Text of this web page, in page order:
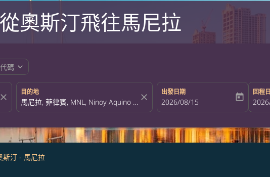
奧斯汀飛往馬尼拉
碼 expand_more
close
目的地
close
出發日期
fc-booking-departure-date-aria-
2026/08/15 today
回程
fc-
斯汀 - 馬尼拉